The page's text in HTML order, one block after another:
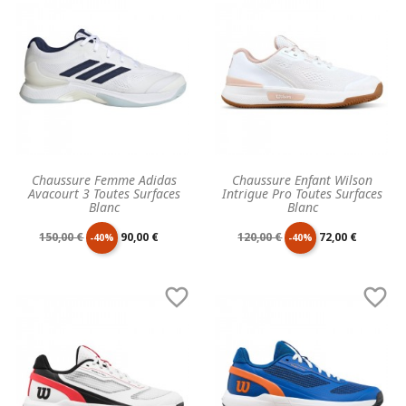
Chaussure Femme Adidas
Avacourt 3 Toutes Surfaces
Blanc
Prix
150,00 € -40% Prix
90,00 €
Chaussure Enfant Wilson
Intrigue Pro Toutes Surfaces
Blanc
Prix
120,00 € -40% Prix
72,00 €
 